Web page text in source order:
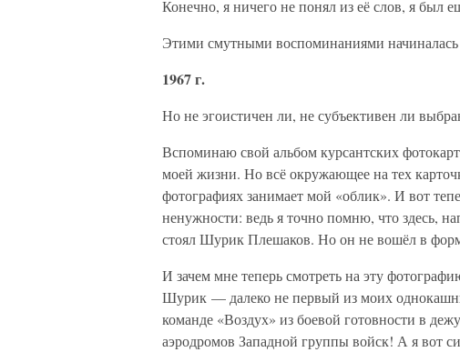
Конечно, я ничего не понял из её слов, я был
Этими смутными воспоминаниями
1967 г.
Но не эгоистичен ли, не субъективен ли
Вспоминаю свой альбом курсантских
моей жизни. Но всё окружающее на тех
фотографиях занимает мой «облик». И вот
ненужности: ведь я точно помню, что здесь,
стоял Шурик Плешаков. Но он не вошёл в
И зачем мне теперь смотреть на эту
Шурик — далеко не первый из моих
команде «Воздух» из боевой готовности в
аэродромов Западной группы войск! А я